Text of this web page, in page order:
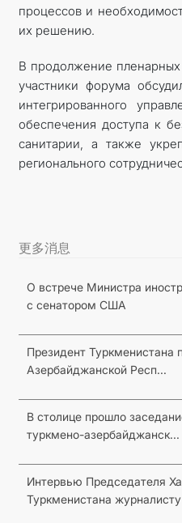
процессов и
их решению.
В продолжение
участники форума
интегрированного
обеспечения доступа к
санитарии, а также
регионального
更多消息
О встрече Министра
с сенатором США
Президент Туркменистана
Азербайджанской Респ...
В столице прошло
туркмено-азербайджанск...
Интервью Председателя
Туркменистана